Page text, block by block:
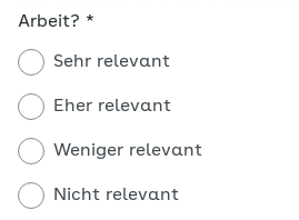
Arbeit? *
Sehr relevant
Eher relevant
Weniger relevant
Nicht relevant